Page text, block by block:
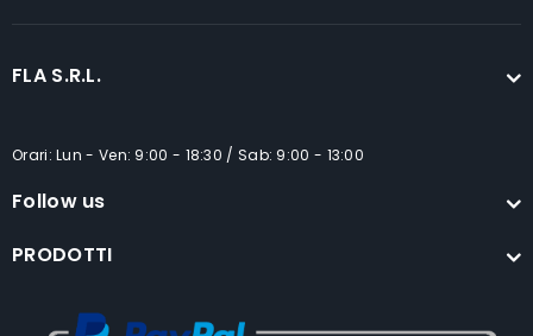
FLA S.R.L.
Orari: Lun - Ven: 9:00 - 18:30 / Sab: 9:00 - 13:00
Follow us
PRODOTTI